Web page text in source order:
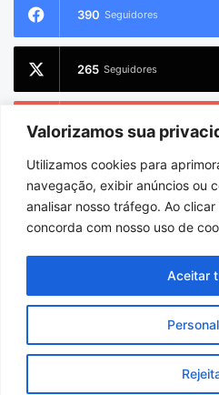
Valorizamos sua
Utilizamos cookies para
navegação, exibir anúncios ou
analisar nosso tráfego. Ao clicar
concorda com nosso uso de
Aceitar
390 Seguidores
265 Seguidores
2.733 Seguidores
Hospedado
Início
Sobre
Facebook